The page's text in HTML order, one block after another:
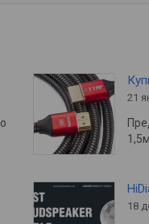
21
18